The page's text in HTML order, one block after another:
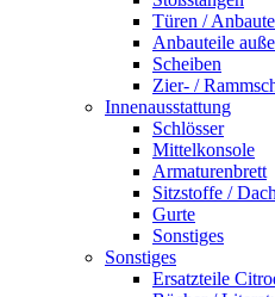
Türen /
Anbauteile
Scheiben
Zier- /
Innenausstattung
Schlösser
Mittelkonsole
Armaturenbrett
Sitzstoffe /
Gurte
Sonstiges
Sonstiges
Ersatzteile